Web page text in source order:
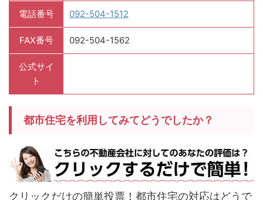
電話番号 092-504-1512
FAX番号 092-504-1562
公式サイ
ト
都市住宅を利用してみてどうでしたか？
クリックだけの簡単投票！都市住宅の対応はどうで